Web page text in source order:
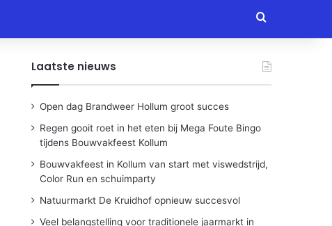
Zoeken naar
Laatste nieuws
Open dag Brandweer Hollum groot succes
Regen gooit roet in het eten bij Mega Foute Bingo
tijdens Bouwvakfeest Kollum
Bouwvakfeest in Kollum van start met viswedstrijd,
Color Run en schuimparty
Natuurmarkt De Kruidhof opnieuw succesvol
Veel belangstelling voor traditionele jaarmarkt in